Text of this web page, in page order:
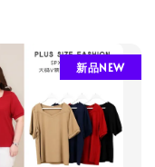
新品NEW